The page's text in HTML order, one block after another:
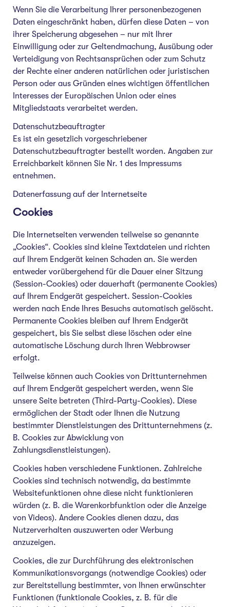
Wenn Sie die Verarbeitung Ihrer personenbezogenen
Daten eingeschränkt haben, dürfen diese Daten – von
ihrer Speicherung abgesehen – nur mit Ihrer
Einwilligung oder zur Geltendmachung, Ausübung oder
Verteidigung von Rechtsansprüchen oder zum Schutz
der Rechte einer anderen natürlichen oder juristischen
Person oder aus Gründen eines wichtigen öffentlichen
Interesses der Europäischen Union oder eines
Mitgliedstaats verarbeitet werden.
Datenschutzbeauftragter
Es ist ein gesetzlich vorgeschriebener
Datenschutzbeauftragter bestellt worden. Angaben zur
Erreichbarkeit können Sie Nr. 1 des Impressums
entnehmen.
Datenerfassung auf der Internetseite
Cookies
Die Internetseiten verwenden teilweise so genannte
„Cookies“. Cookies sind kleine Textdateien und richten
auf Ihrem Endgerät keinen Schaden an. Sie werden
entweder vorübergehend für die Dauer einer Sitzung
(Session-Cookies) oder dauerhaft (permanente Cookies)
auf Ihrem Endgerät gespeichert. Session-Cookies
werden nach Ende Ihres Besuchs automatisch gelöscht.
Permanente Cookies bleiben auf Ihrem Endgerät
gespeichert, bis Sie selbst diese löschen oder eine
automatische Löschung durch Ihren Webbrowser
erfolgt.
Teilweise können auch Cookies von Drittunternehmen
auf Ihrem Endgerät gespeichert werden, wenn Sie
unsere Seite betreten (Third-Party-Cookies). Diese
ermöglichen der Stadt oder Ihnen die Nutzung
bestimmter Dienstleistungen des Drittunternehmens (z.
B. Cookies zur Abwicklung von
Zahlungsdienstleistungen).
Cookies haben verschiedene Funktionen. Zahlreiche
Cookies sind technisch notwendig, da bestimmte
Websitefunktionen ohne diese nicht funktionieren
würden (z. B. die Warenkorbfunktion oder die Anzeige
von Videos). Andere Cookies dienen dazu, das
Nutzerverhalten auszuwerten oder Werbung
anzuzeigen.
Cookies, die zur Durchführung des elektronischen
Kommunikationsvorgangs (notwendige Cookies) oder
zur Bereitstellung bestimmter, von Ihnen erwünschter
Funktionen (funktionale Cookies, z. B. für die